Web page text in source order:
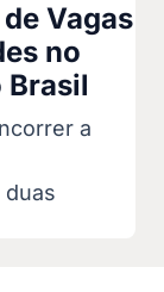
Vagas
no
Brasil
a
duas